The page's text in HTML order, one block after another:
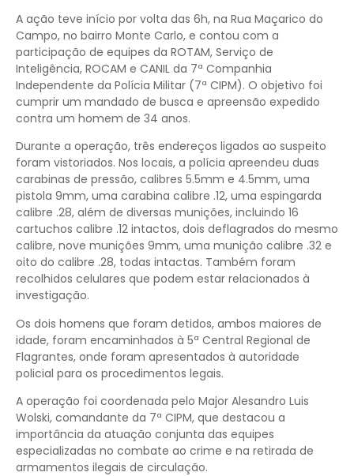
A ação teve início por volta das 6h, na Rua Maçarico do
Campo, no bairro Monte Carlo, e contou com a
participação de equipes da ROTAM, Serviço de
Inteligência, ROCAM e CANIL da 7ª Companhia
Independente da Polícia Militar (7ª CIPM). O objetivo foi
cumprir um mandado de busca e apreensão expedido
contra um homem de 34 anos.
Durante a operação, três endereços ligados ao suspeito
foram vistoriados. Nos locais, a polícia apreendeu duas
carabinas de pressão, calibres 5.5mm e 4.5mm, uma
pistola 9mm, uma carabina calibre .12, uma espingarda
calibre .28, além de diversas munições, incluindo 16
cartuchos calibre .12 intactos, dois deflagrados do mesmo
calibre, nove munições 9mm, uma munição calibre .32 e
oito do calibre .28, todas intactas. Também foram
recolhidos celulares que podem estar relacionados à
investigação.
Os dois homens que foram detidos, ambos maiores de
idade, foram encaminhados à 5ª Central Regional de
Flagrantes, onde foram apresentados à autoridade
policial para os procedimentos legais.
A operação foi coordenada pelo Major Alesandro Luis
Wolski, comandante da 7ª CIPM, que destacou a
importância da atuação conjunta das equipes
especializadas no combate ao crime e na retirada de
armamentos ilegais de circulação.